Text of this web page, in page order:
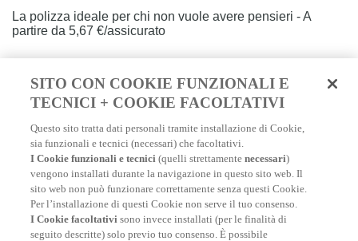
La polizza ideale per chi non vuole avere pensieri - A
partire da 5,67 €/assicurato
SCOPRI DI PIÙ
SITO CON COOKIE FUNZIONALI E
TECNICI + COOKIE FACOLTATIVI
Questo sito tratta dati personali tramite installazione di Cookie,
sia funzionali e tecnici (necessari) che facoltativi.
I Cookie funzionali e tecnici (quelli strettamentenecessari)
vengono installati durante la navigazione in questo sito web. Il
sito web non può funzionare correttamente senza questi Cookie.
Per l’installazione di questi Cookie non serve il tuo consenso.
I Cookie facoltativi sono invece installati (per le finalità di
seguito descritte) solo previo tuo consenso. È possibile